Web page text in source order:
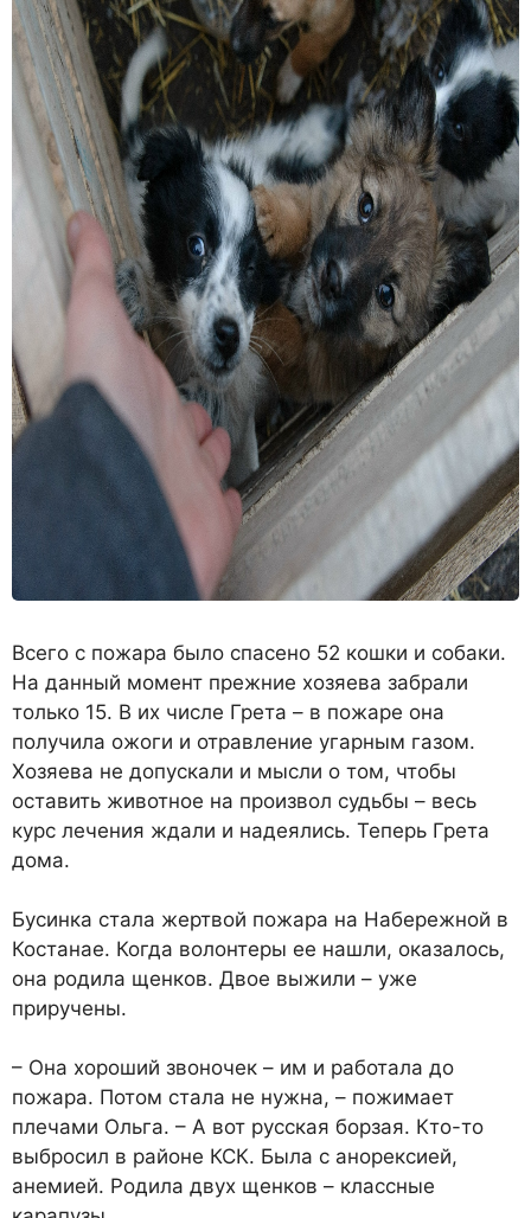
Всего с пожара было спасено 52 кошки и собаки.
На данный момент прежние хозяева забра­ли
только 15. В их числе Грета – в пожаре она
получила ожоги и отравление угарным газом.
Хозяева не допускали и мысли о том, чтобы
оставить живот­ное на произвол судьбы – весь
курс лечения ждали и надея­лись. Теперь Грета
дома.
Бусинка стала жертвой пожа­ра на Набережной в
Костанае. Когда волонтеры ее нашли, оказалось,
она родила щенков. Двое выжили – уже
приручены.
– Она хороший звоночек – им и работала до
пожара. По­том стала не нужна, – пожима­ет
плечами Ольга. – А вот рус­ская борзая. Кто-то
выбросил в районе КСК. Была с анорекси­ей,
анемией. Родила двух щен­ков – классные